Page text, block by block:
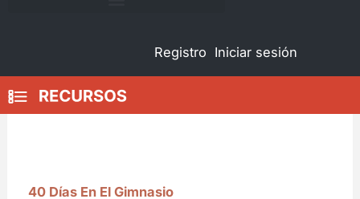
Registro Iniciar sesión
40 Días En El Gimnasio